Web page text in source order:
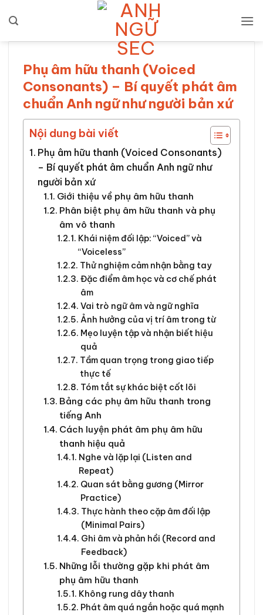
qua
Phụ âm hữu thanh (Voiced
Consonants) – Bí quyết phát âm
chuẩn Anh ngữ như người bản xứ
Nội dung bài viết
Phụ âm hữu thanh (Voiced Consonants)
– Bí quyết phát âm chuẩn Anh ngữ như
người bản xứ
Giới thiệu về phụ âm hữu thanh
Phân biệt phụ âm hữu thanh và phụ
âm vô thanh
Khái niệm đối lập: “Voiced” và
“Voiceless”
Thử nghiệm cảm nhận bằng tay
Đặc điểm âm học và cơ chế phát
âm
Vai trò ngữ âm và ngữ nghĩa
Ảnh hưởng của vị trí âm trong từ
Mẹo luyện tập và nhận biết hiệu
quả
Tầm quan trọng trong giao tiếp
thực tế
Tóm tắt sự khác biệt cốt lõi
Bảng các phụ âm hữu thanh trong
tiếng Anh
Cách luyện phát âm phụ âm hữu
thanh hiệu quả
Nghe và lặp lại (Listen and
Repeat)
Quan sát bằng gương (Mirror
Practice)
Thực hành theo cặp âm đối lập
(Minimal Pairs)
Ghi âm và phản hồi (Record and
Feedback)
Những lỗi thường gặp khi phát âm
phụ âm hữu thanh
Không rung dây thanh
Phát âm quá ngắn hoặc quá mạnh